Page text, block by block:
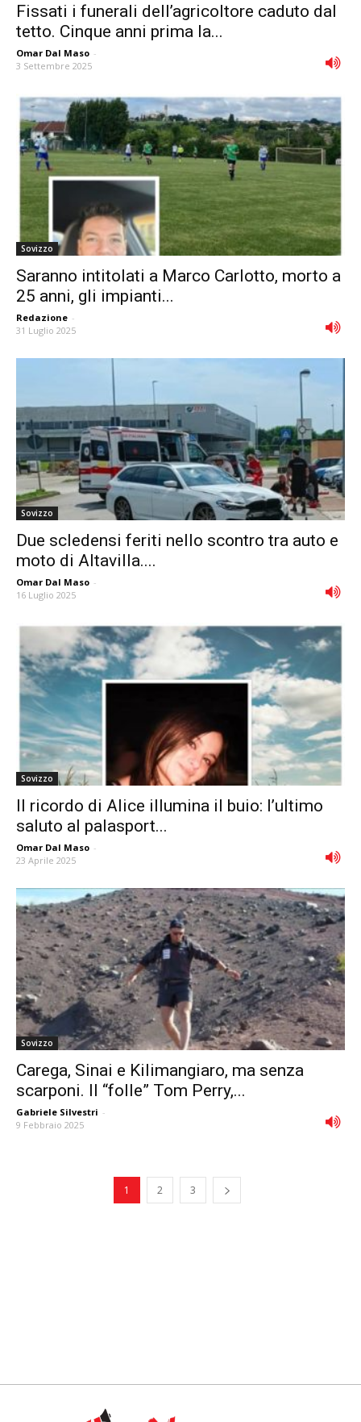
Fissati i funerali dell’agricoltore caduto dal
tetto. Cinque anni prima la...
Omar Dal Maso -
3 Settembre 2025
Sovizzo
Saranno intitolati a Marco Carlotto, morto a
25 anni, gli impianti...
Redazione -
31 Luglio 2025
Sovizzo
Due scledensi feriti nello scontro tra auto e
moto di Altavilla....
Omar Dal Maso -
16 Luglio 2025
Sovizzo
Il ricordo di Alice illumina il buio: l’ultimo
saluto al palasport...
Omar Dal Maso -
23 Aprile 2025
Sovizzo
Carega, Sinai e Kilimangiaro, ma senza
scarponi. Il “folle” Tom Perry,...
Gabriele Silvestri -
9 Febbraio 2025
1 2 3